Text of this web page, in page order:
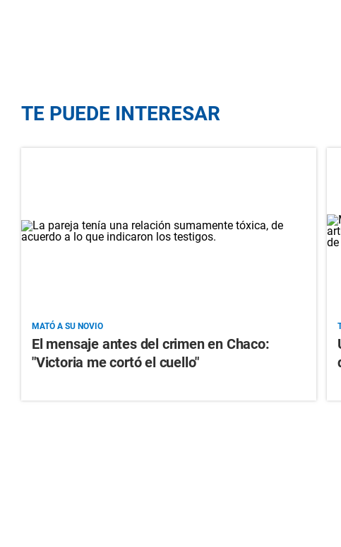
TE PUEDE INTERESAR
MATÓ A SU NOVIO
El mensaje antes del crimen en Chaco:
"Victoria me cortó el cuello"